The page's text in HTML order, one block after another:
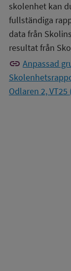
skolenhet kan
fullständiga
data från
resultat från
link Anpassad
Odlaren 2, VT25